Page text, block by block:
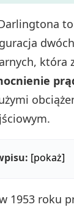
która
[pokaż]
1953 roku